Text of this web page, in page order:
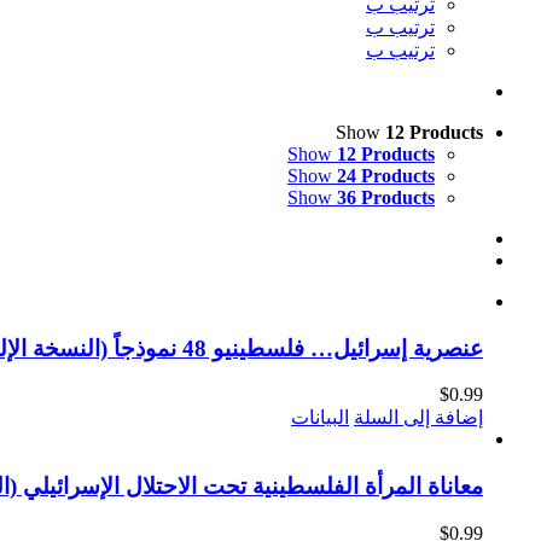
ترتيب ب
ترتيب ب
Show 12 Products
Show 12 Products
Show 24 Products
Show 36 Products
عنصرية إسرائيل… فلسطينيو 48 نموذجاً (النسخة الإلكترونية)
$0.99
إضافة إلى السلة البيانات
معاناة المرأة الفلسطينية تحت الاحتلال الإسرائيلي
$0.99